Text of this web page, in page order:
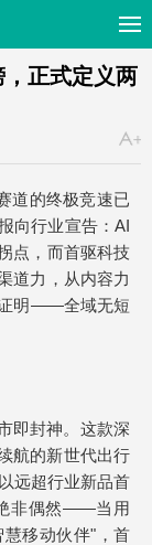
正式定义两
道的终极竞速已
向行业宣告：AI
点，而首驱科技
道力，从内容力
证明——全域无短
即封神。这款深
航的新世代出行
远超行业新品首
非偶然——当用
慧移动伙伴"，首